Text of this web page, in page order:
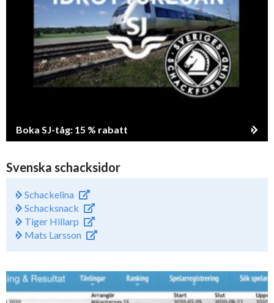
Boka SJ-tåg: 15 % rabatt
Svenska schacksidor
Schackelina
Schacksnack
Tiger Hillarp
Mats Larsson